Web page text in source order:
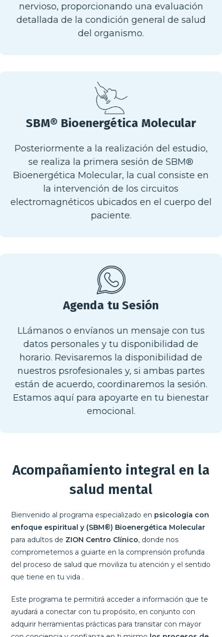
nervioso, proporcionando una evaluación
detallada de la condición general de salud
del organismo.
SBM® Bioenergética Molecular
Posteriormente a la realización del estudio,
se realiza la primera sesión de SBM®
Bioenergética Molecular, la cual consiste en
la intervención de los circuitos
electromagnéticos ubicados en el cuerpo del
paciente.
Agenda tu Sesión
LLámanos o envíanos un mensaje con tus
datos personales y tu disponibilidad de
horario. Revisaremos la disponibilidad de
nuestros psrofesionales y, si ambas partes
están de acuerdo, coordinaremos la sesión.
Estamos aquí para apoyarte en tu bienestar
emocional.
Acompañamiento integral en la
salud mental
Bienvenido al programa especializado en psicología con
enfoque espiritual y (SBM®) Bioenergética Molecular
para adultos de ZION Centro Clínico, donde nos
comprometemos a guiarte en la comprensión profunda
del proceso de salud que moviliza tu atención y el sentido
que tiene en tu vida .
Este programa te permitirá acceder a información que te
ayudará a conectar con tu propósito, en conjunto con
adquirir herramientas prácticas para transitar con mayor